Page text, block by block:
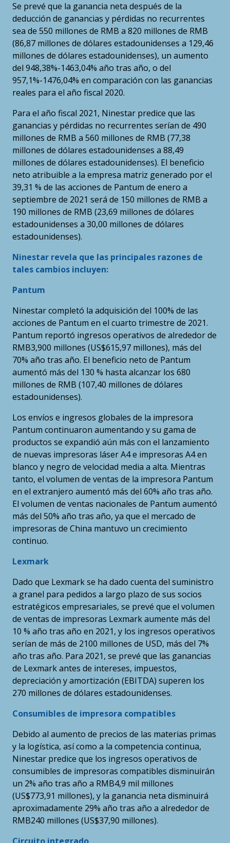
Se prevé que la ganancia neta después de la
deducción de ganancias y pérdidas no recurrentes
sea de 550 millones de RMB a 820 millones de RMB
(86,87 millones de dólares estadounidenses a 129,46
millones de dólares estadounidenses), un aumento
del 948,38%-1463,04% año tras año, o del
957,1%-1476,04% en comparación con las ganancias
reales para el año fiscal 2020.
Para el año fiscal 2021, Ninestar predice que las
ganancias y pérdidas no recurrentes serían de 490
millones de RMB a 560 millones de RMB (77,38
millones de dólares estadounidenses a 88,49
millones de dólares estadounidenses). El beneficio
neto atribuible a la empresa matriz generado por el
39,31 % de las acciones de Pantum de enero a
septiembre de 2021 será de 150 millones de RMB a
190 millones de RMB (23,69 millones de dólares
estadounidenses a 30,00 millones de dólares
estadounidenses).
Ninestar revela que las principales razones de
tales cambios incluyen:
Pantum
Ninestar completó la adquisición del 100% de las
acciones de Pantum en el cuarto trimestre de 2021.
Pantum reportó ingresos operativos de alrededor de
RMB3,900 millones (US$615,97 millones), más del
70% año tras año. El beneficio neto de Pantum
aumentó más del 130 % hasta alcanzar los 680
millones de RMB (107,40 millones de dólares
estadounidenses).
Los envíos e ingresos globales de la impresora
Pantum continuaron aumentando y su gama de
productos se expandió aún más con el lanzamiento
de nuevas impresoras láser A4 e impresoras A4 en
blanco y negro de velocidad media a alta. Mientras
tanto, el volumen de ventas de la impresora Pantum
en el extranjero aumentó más del 60% año tras año.
El volumen de ventas nacionales de Pantum aumentó
más del 50% año tras año, ya que el mercado de
impresoras de China mantuvo un crecimiento
continuo.
Lexmark
Dado que Lexmark se ha dado cuenta del suministro
a granel para pedidos a largo plazo de sus socios
estratégicos empresariales, se prevé que el volumen
de ventas de impresoras Lexmark aumente más del
10 % año tras año en 2021, y los ingresos operativos
serían de más de 2100 millones de USD, más del 7%
año tras año. Para 2021, se prevé que las ganancias
de Lexmark antes de intereses, impuestos,
depreciación y amortización (EBITDA) superen los
270 millones de dólares estadounidenses.
Consumibles de impresora compatibles
Debido al aumento de precios de las materias primas
y la logística, así como a la competencia continua,
Ninestar predice que los ingresos operativos de
consumibles de impresoras compatibles disminuirán
un 2% año tras año a RMB4,9 mil millones
(US$773,91 millones), y la ganancia neta disminuirá
aproximadamente 29% año tras año a alrededor de
RMB240 millones (US$37,90 millones).